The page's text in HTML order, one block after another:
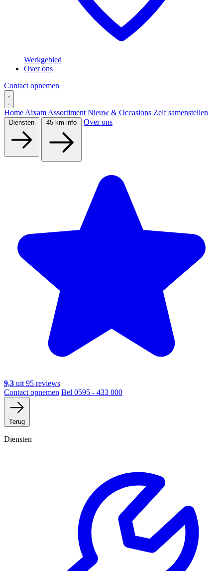
Werkgebied
Over ons
Contact opnemen
Home Aixam Assortiment Nieuw & Occasions Zelf samenstellen
Over ons
9,3 uit 95 reviews
Contact opnemen Bel 0595 - 433 000
Terug
Diensten